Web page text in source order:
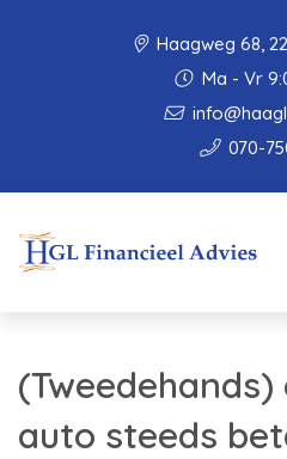
Haagweg 68,
Ma - Vr
070-
auto steeds